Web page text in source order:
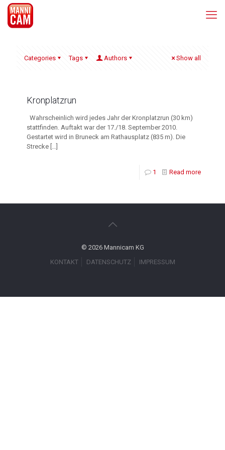
Categories Tags Authors Show all
Kronplatzrun
Wahrscheinlich wird jedes Jahr der Kronplatzrun (30 km)
stattfinden. Auftakt war der 17./18. September 2010.
Gestartet wird in Bruneck am Rathausplatz (835 m). Die
Strecke […]
1 Read more
© 2026 Mannicam KG
KONTAKT
DATENSCHUTZ IMPRESSUM